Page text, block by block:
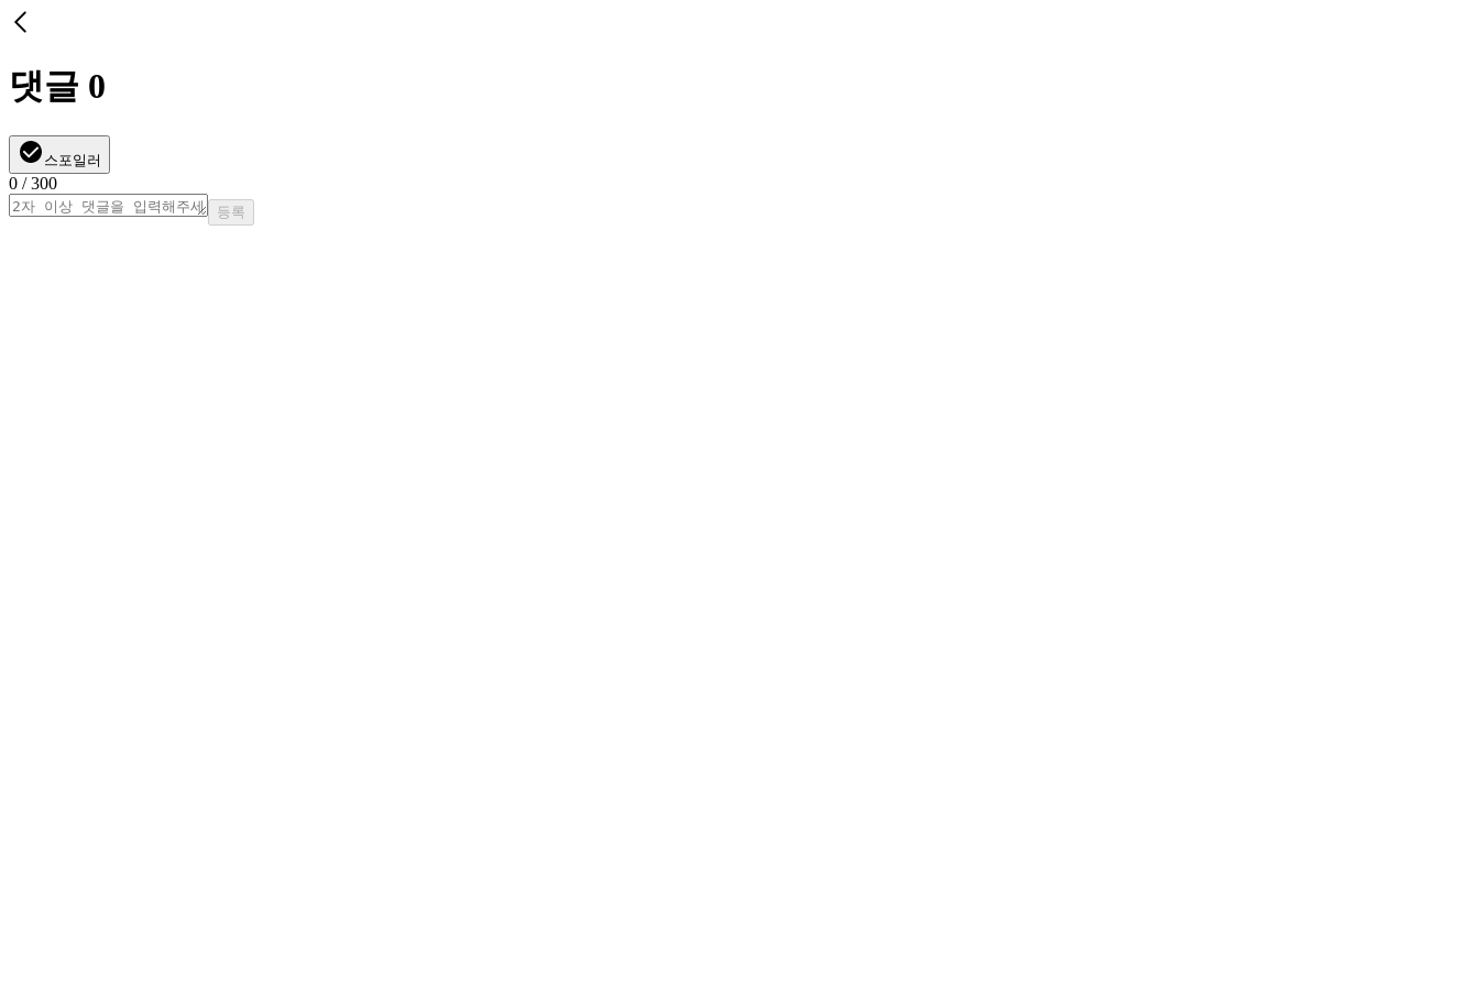
댓글 0
스포일러
0 / 300
등록